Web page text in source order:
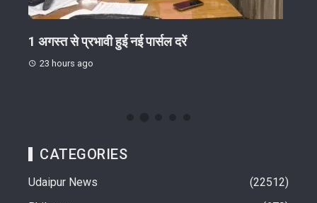
1 अगस्त से प्रभावी हुई नई पार्सल दरें
23 hours ago
CATEGORIES
Udaipur News
22512